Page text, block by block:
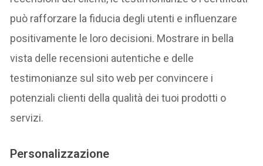
può rafforzare la fiducia degli utenti e influenzare
positivamente le loro decisioni. Mostrare in bella
vista delle recensioni autentiche e delle
testimonianze sul sito web per convincere i
potenziali clienti della qualità dei tuoi prodotti o
servizi.
Personalizzazione